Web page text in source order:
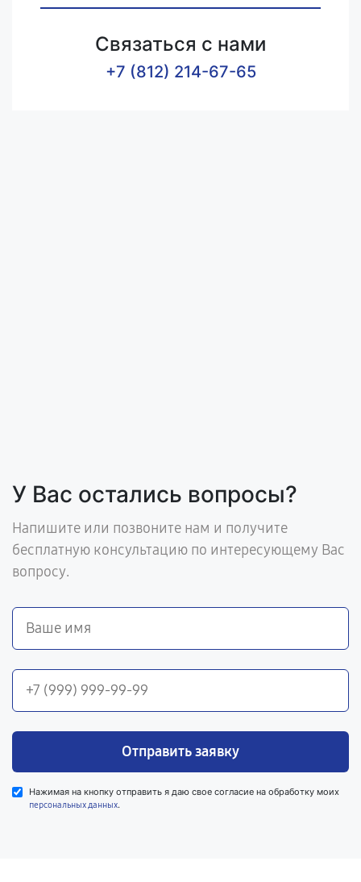
Связаться с нами
+7 (812) 214-67-65
У Вас остались вопросы?
Напишите или позвоните нам и получите
бесплатную консультацию по интересующему Вас
вопросу.
Отправить заявку
Нажимая на кнопку отправить я даю свое согласие на обработку моих
персональных данных.